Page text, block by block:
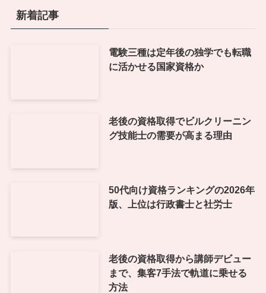
新着記事
電験三種は定年後の独学でも転職
に活かせる国家資格か
老後の資格取得でビルクリーニン
グ技能士の需要が高まる理由
50代向け資格ランキングの2026年
版、上位は行政書士と社労士
老後の資格取得から講師デビュー
まで、集客7手法で軌道に乗せる
方法